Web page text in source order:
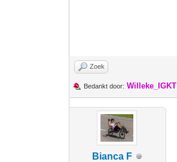
Zoek
Bedankt door: Willeke_IGKT
Bianca F